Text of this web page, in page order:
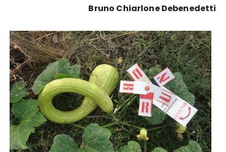
Bruno Chiarlone Debenedetti